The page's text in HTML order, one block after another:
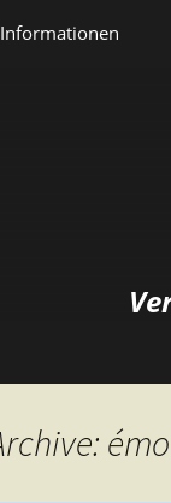
Informationen